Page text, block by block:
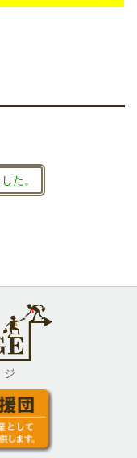
た。